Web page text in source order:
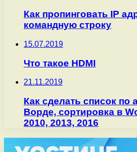
Как пропинговать IP
командную строку
15.07.2019
Что такое HDMI
21.11.2019
Как сделать список по
Ворде, сортировка в
2010, 2013, 2016